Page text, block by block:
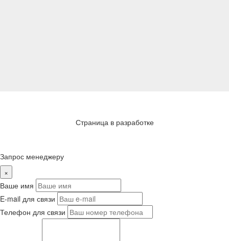
Страница в разработке
Запрос менеджеру
×
Ваше имя
E-mail для связи
Телефон для связи